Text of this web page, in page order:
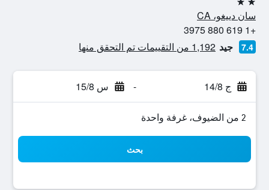
2 نجمتين
سان دييغو، CA
+1 619 880 3975
7.4 جيد 1,192 من التقييمات تم التحقق منها
ج 14/8 - س 15/8
2 من الضيوف، غرفة واحدة
بحث